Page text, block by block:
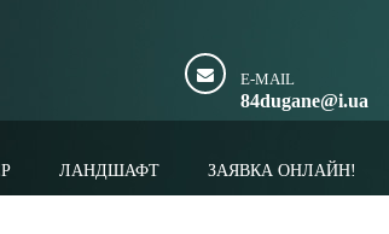
E-MAIL
84dugane@i.ua
ЛАНДШАФТ ЗАЯВКА ОНЛАЙН!